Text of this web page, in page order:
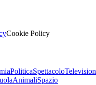
Cookie Policy
PoliticaSpettacolo
AnimaliSpazio